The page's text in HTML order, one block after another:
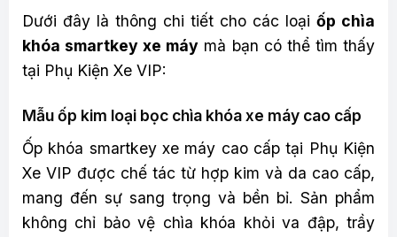
Dưới đây là thông chi tiết cho các loại ốp chìa
khóa smartkey xe máy mà bạn có thể tìm thấy
tại Phụ Kiện Xe VIP:
Mẫu ốp kim loại bọc chìa khóa xe máy cao cấp
Ốp khóa smartkey xe máy cao cấp tại Phụ Kiện
Xe VIP được chế tác từ hợp kim và da cao cấp,
mang đến sự sang trọng và bền bỉ. Sản phẩm
không chỉ bảo vệ chìa khóa khỏi va đập, trầy